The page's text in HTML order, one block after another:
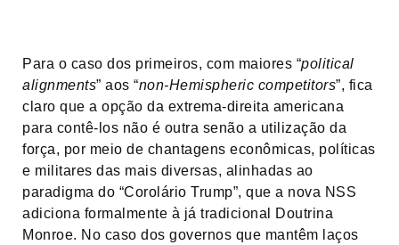
Para o caso dos primeiros, com maiores “political
alignments” aos “non-Hemispheric competitors”, fica
claro que a opção da extrema-direita americana
para contê-los não é outra senão a utilização da
força, por meio de chantagens econômicas, políticas
e militares das mais diversas, alinhadas ao
paradigma do “Corolário Trump”, que a nova NSS
adiciona formalmente à já tradicional Doutrina
Monroe. No caso dos governos que mantêm laços